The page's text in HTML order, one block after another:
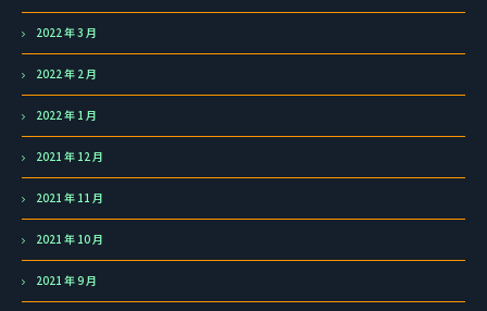
2022 年 3 月
2022 年 2 月
2022 年 1 月
2021 年 12 月
2021 年 11 月
2021 年 10 月
2021 年 9 月